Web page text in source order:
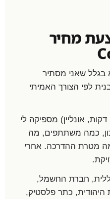
מחיר
בגלל שאני מסתיר
לפי הצורך האמיתי
שיחת היכרות קצרה (20-30 דקות, אונליין) מספיקה לי
כמה משתתפים, מה
מטרת ההדרכה. אחרי
חברת החשמל,
היהודית, כתר פלסטיק,